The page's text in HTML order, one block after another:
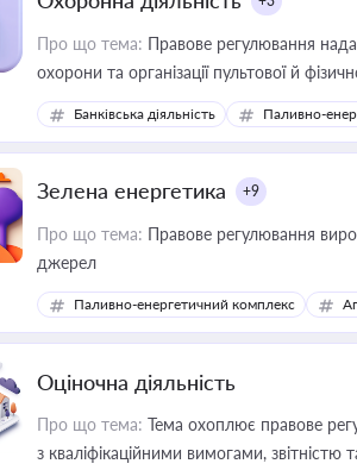
Про що тема: Правове регулювання
охорони та організації пультової й
Банківська діяльність Паливно-
Зелена енергетика +9
Про що тема: Правове регулювання
джерел
Паливно-енергетичний комплекс
Оціночна діяльність
Про що тема: Тема охоплює правове
з кваліфікаційними вимогами,